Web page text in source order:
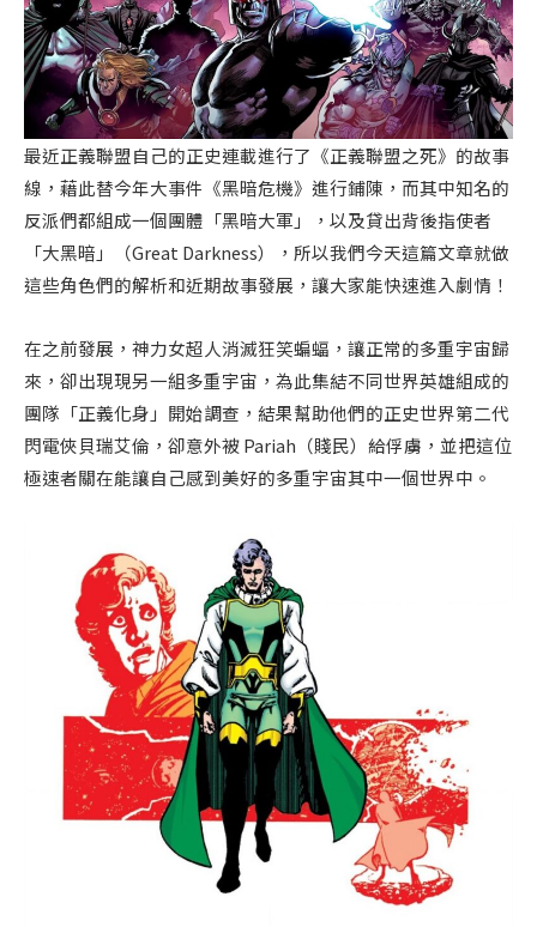
最近正義聯盟自己的正史連載進行了《正義聯盟之死》的故事
線，藉此替今年大事件《黑暗危機》進行鋪陳，而其中知名的
反派們都組成一個團體「黑暗大軍」，以及貸出背後指使者
「大黑暗」（Great Darkness），所以我們今天這篇文章就做
這些角色們的解析和近期故事發展，讓大家能快速進入劇情！
在之前發展，神力女超人消滅狂笑蝙蝠，讓正常的多重宇宙歸
來，卻出現現另一組多重宇宙，為此集結不同世界英雄組成的
團隊「正義化身」開始調查，結果幫助他們的正史世界第二代
閃電俠貝瑞艾倫，卻意外被 Pariah（賤民）給俘虜，並把這位
極速者關在能讓自己感到美好的多重宇宙其中一個世界中。